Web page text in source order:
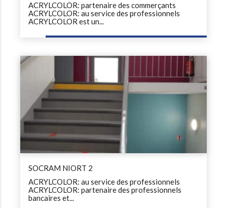
ACRYLCOLOR: partenaire des commerçants
ACRYLCOLOR: au service des professionnels
ACRYLCOLOR est un...
SOCRAM NIORT 2
ACRYLCOLOR: au service des professionnels
ACRYLCOLOR: partenaire des professionnels
bancaires et...